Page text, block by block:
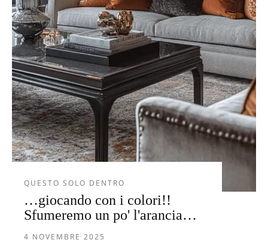
QUESTO SOLO DENTRO
…giocando con i colori!!
Sfumeremo un po' l'arancia…
4 NOVEMBRE 2025